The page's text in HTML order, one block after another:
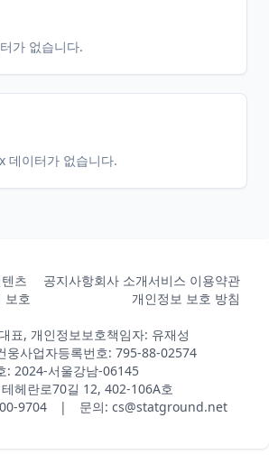
가 없습니다.
데이터가 없습니다.
츠
보호
공지사항회사 소개서비스 이용약관
개인정보 보호 방침
표, 개인정보보호책임자: 유재성
웅사업자등록번호: 795-88-02574
: 2024-서울강남-06145
헤란로70길 12, 402-106A호
9704 | 문의: cs@statground.net